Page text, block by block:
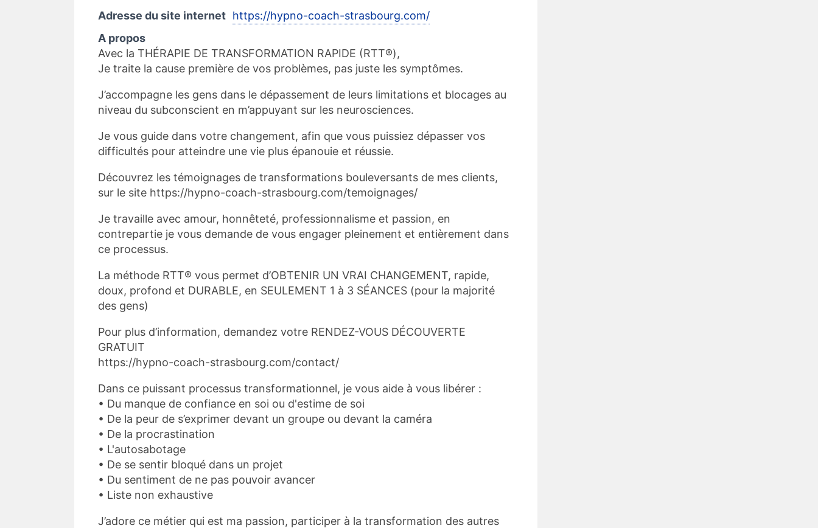
Adresse du site internet https://hypno-coach-strasbourg.com/
A propos
Avec la THÉRAPIE DE TRANSFORMATION RAPIDE (RTT®),
Je traite la cause première de vos problèmes, pas juste les symptômes.
J’accompagne les gens dans le dépassement de leurs limitations et blocages au
niveau du subconscient en m’appuyant sur les neurosciences.
Je vous guide dans votre changement, afin que vous puissiez dépasser vos
difficultés pour atteindre une vie plus épanouie et réussie.
Découvrez les témoignages de transformations bouleversants de mes clients,
sur le site https://hypno-coach-strasbourg.com/temoignages/
Je travaille avec amour, honnêteté, professionnalisme et passion, en
contrepartie je vous demande de vous engager pleinement et entièrement dans
ce processus.
La méthode RTT® vous permet d’OBTENIR UN VRAI CHANGEMENT, rapide,
doux, profond et DURABLE, en SEULEMENT 1 à 3 SÉANCES (pour la majorité
des gens)
Pour plus d’information, demandez votre RENDEZ-VOUS DÉCOUVERTE
GRATUIT
https://hypno-coach-strasbourg.com/contact/
Dans ce puissant processus transformationnel, je vous aide à vous libérer :
• Du manque de confiance en soi ou d'estime de soi
• De la peur de s’exprimer devant un groupe ou devant la caméra
• De la procrastination
• L'autosabotage
• De se sentir bloqué dans un projet
• Du sentiment de ne pas pouvoir avancer
• Liste non exhaustive
J’adore ce métier qui est ma passion, participer à la transformation des autres